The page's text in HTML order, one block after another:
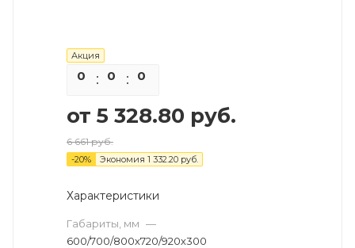
Акция
0 0 0
от 5 328.80 руб.
6 661 руб.
-20% Экономия 1 332.20 руб.
Характеристики
Габариты, мм —
600/700/800х720/920х300